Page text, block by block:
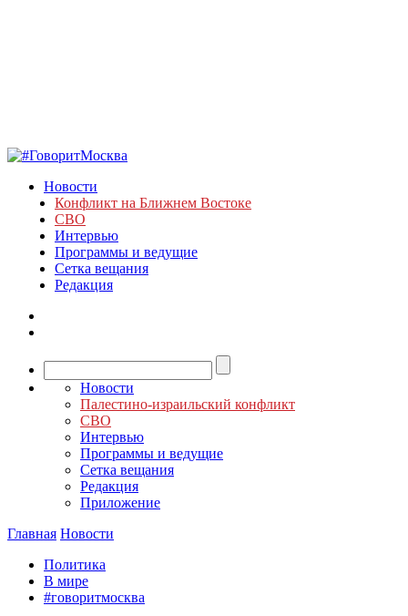
Новости
Конфликт на Ближнем Востоке
СВО
Интервью
Программы и ведущие
Сетка вещания
Редакция
Новости
Палестино-израильский конфликт
СВО
Интервью
Программы и ведущие
Сетка вещания
Редакция
Приложение
Главная Новости
Политика
В мире
#говоритмосква